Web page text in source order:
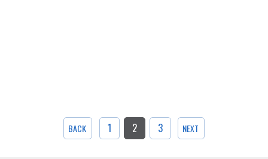
BACK 1 2 3 NEXT